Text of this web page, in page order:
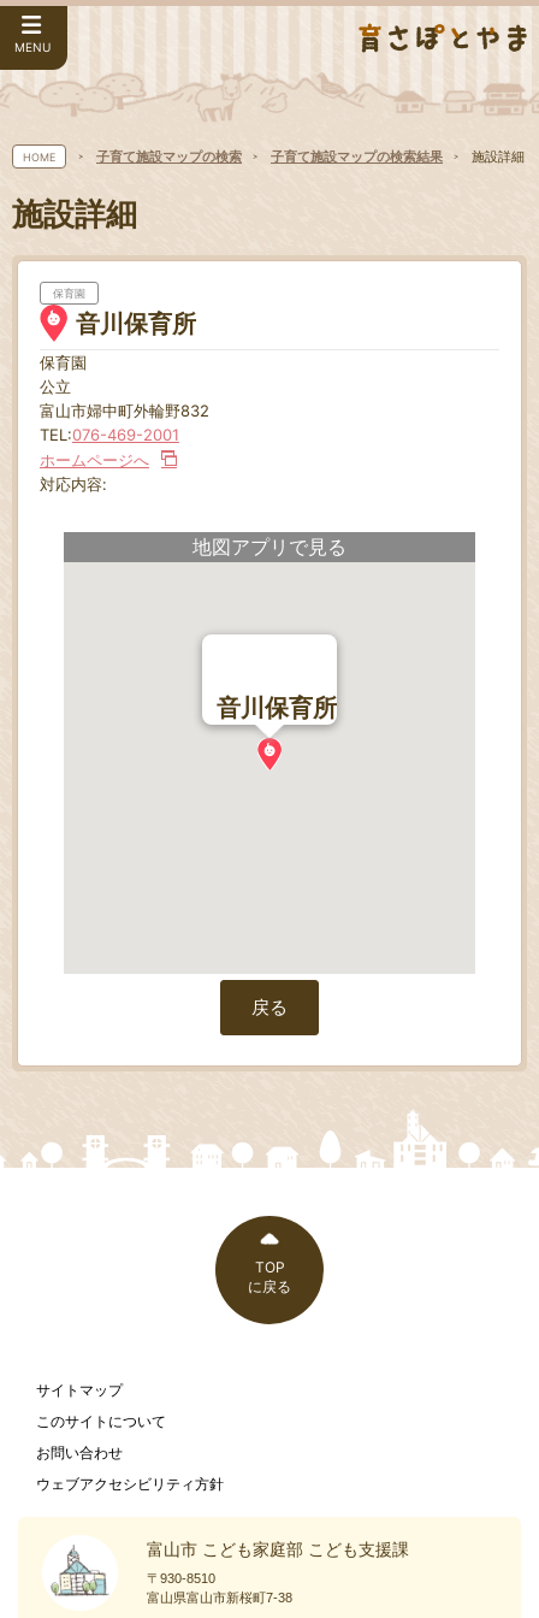
MENU
HOME 子育て施設マップの検索 子育て施設マップの検索結果 施設詳細
施設詳細
保育園
音川保育所
保育園
公立
富山市婦中町外輪野832
TEL:076-469-2001
ホームページへ
対応内容:
地図アプリで見る
音川保育所
戻る
TOP
に戻る
サイトマップ
このサイトについて
お問い合わせ
ウェブアクセシビリティ方針
富山市 こども家庭部 こども支援課
〒930-8510
富山県富山市新桜町7-38